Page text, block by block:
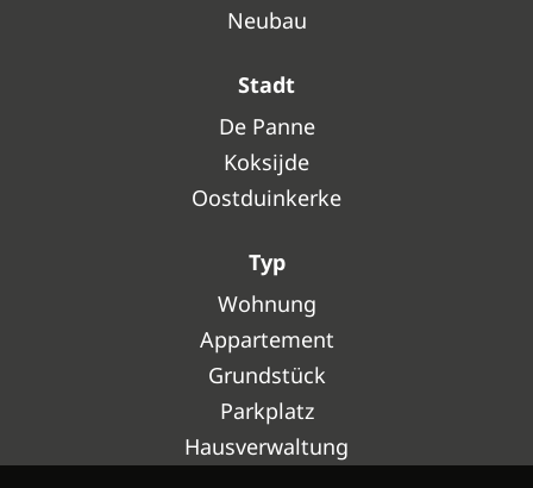
Neubau
Stadt
De Panne
Koksijde
Oostduinkerke
Typ
Wohnung
Appartement
Grundstück
Parkplatz
Hausverwaltung